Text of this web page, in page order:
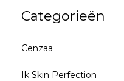
Categorieën
Cenzaa
Ik Skin Perfection